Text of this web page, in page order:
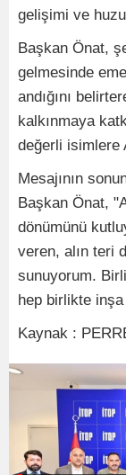
gelişimi ve
Başkan Önat,
gelmesinde
andığını
kalkınmaya
değerli isimlere
Mesajının
Başkan Önat,
dönümünü
veren, alın teri
sunuyorum.
hep birlikte
Kaynak :